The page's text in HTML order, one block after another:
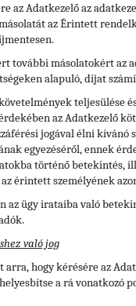
az Adatkezelő az
az Érintett
további másolatokért az
alapuló, díjat
teljesülése
az Adatkezelő
jogával élni kívánó
egyezéséről, ennek
történő betekintés,
érintett személyének
az ügy irataiba való
való jog
arra, hogy kérésére az
a rá vonatkozó